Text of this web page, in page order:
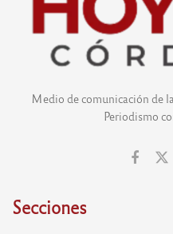
Medio de comunicación de
Periodismo
Secciones